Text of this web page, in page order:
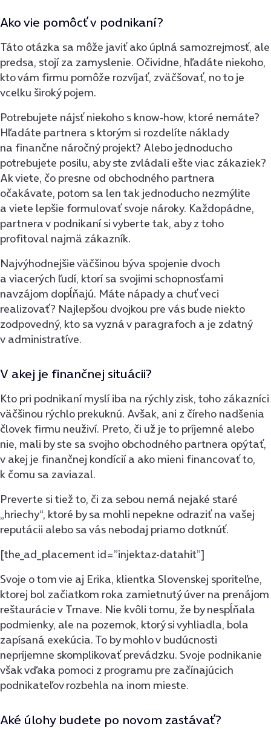
Ako vie pomôcť v podnikaní?
Táto otázka sa môže javiť ako úplná samozrejmosť, ale
predsa, stojí za zamyslenie. Očividne, hľadáte niekoho,
kto vám firmu pomôže rozvíjať, zväčšovať, no to je
vcelku široký pojem.
Potrebujete nájsť niekoho s know-how, ktoré nemáte?
Hľadáte partnera s ktorým si rozdelíte náklady
na finančne náročný projekt? Alebo jednoducho
potrebujete posilu, aby ste zvládali ešte viac zákaziek?
Ak viete, čo presne od obchodného partnera
očakávate, potom sa len tak jednoducho nezmýlite
a viete lepšie formulovať svoje nároky. Každopádne,
partnera v podnikaní si vyberte tak, aby z toho
profitoval najmä zákazník.
Najvýhodnejšie väčšinou býva spojenie dvoch
a viacerých ľudí, ktorí sa svojimi schopnosťami
navzájom dopĺňajú. Máte nápady a chuť veci
realizovať? Najlepšou dvojkou pre vás bude niekto
zodpovedný, kto sa vyzná v paragrafoch a je zdatný
v administratíve.
V akej je finančnej situácii?
Kto pri podnikaní myslí iba na rýchly zisk, toho zákazníci
väčšinou rýchlo prekuknú. Avšak, ani z číreho nadšenia
človek firmu neuživí. Preto, či už je to príjemné alebo
nie, mali by ste sa svojho obchodného partnera opýtať,
v akej je finančnej kondícií a ako mieni financovať to,
k čomu sa zaviazal.
Preverte si tiež to, či za sebou nemá nejaké staré
„hriechy“, ktoré by sa mohli nepekne odraziť na vašej
reputácii alebo sa vás nebodaj priamo dotknúť.
[the_ad_placement id=”injektaz-datahit”]
Svoje o tom vie aj Erika, klientka Slovenskej sporiteľne,
ktorej bol začiatkom roka zamietnutý úver na prenájom
reštaurácie v Trnave. Nie kvôli tomu, že by nespĺňala
podmienky, ale na pozemok, ktorý si vyhliadla, bola
zapísaná exekúcia. To by mohlo v budúcnosti
nepríjemne skomplikovať prevádzku. Svoje podnikanie
však vďaka pomoci z programu pre začínajúcich
podnikateľov rozbehla na inom mieste.
Aké úlohy budete po novom zastávať?